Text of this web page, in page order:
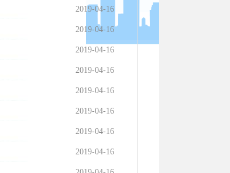
2019-04-16
2019-04-16
2019-04-16
2019-04-16
2019-04-16
2019-04-16
2019-04-16
2019-04-16